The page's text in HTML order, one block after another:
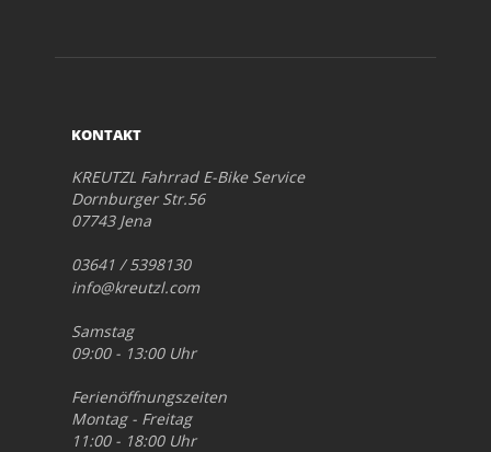
KONTAKT
KREUTZL Fahrrad E-Bike Service
Dornburger Str.56
07743 Jena
03641 / 5398130
info@kreutzl.com
Samstag
09:00 - 13:00 Uhr
Ferienöffnungszeiten
Montag - Freitag
11:00 - 18:00 Uhr